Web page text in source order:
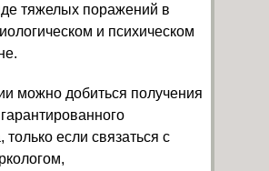
тяжелых поражений в
и психическом
можно добиться получения
только если связаться с